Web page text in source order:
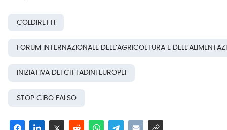
COLDIRETTI
FORUM INTERNAZIONALE DELL’AGRICOLTURA E
INIZIATIVA DEI CITTADINI EUROPEI
STOP CIBO FALSO